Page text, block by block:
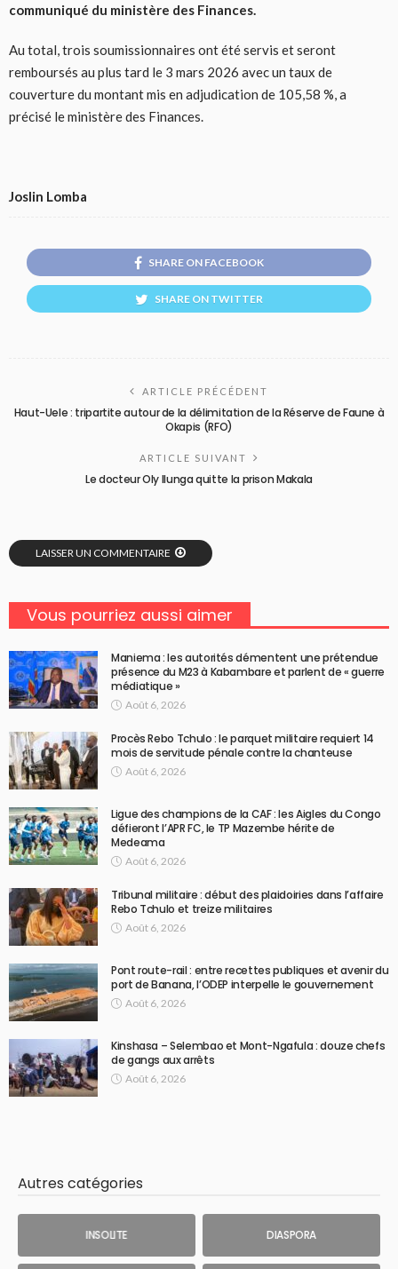
communiqué du ministère des Finances.
Au total, trois soumissionnaires ont été servis et seront
remboursés au plus tard le 3 mars 2026 avec un taux de
couverture du montant mis en adjudication de 105,58 %, a
précisé le ministère des Finances.
Joslin Lomba
SHARE ON FACEBOOK
SHARE ON TWITTER
ARTICLE PRÉCÉDENT
Haut-Uele : tripartite autour de la délimitation de la Réserve de Faune à
Okapis (RFO)
ARTICLE SUIVANT
Le docteur Oly Ilunga quitte la prison Makala
LAISSER UN COMMENTAIRE
Vous pourriez aussi aimer
Maniema : les autorités démentent une prétendue
présence du M23 à Kabambare et parlent de « guerre
médiatique »
Août 6, 2026
Procès Rebo Tchulo : le parquet militaire requiert 14
mois de servitude pénale contre la chanteuse
Août 6, 2026
Ligue des champions de la CAF : les Aigles du Congo
défieront l’APR FC, le TP Mazembe hérite de
Medeama
Août 6, 2026
Tribunal militaire : début des plaidoiries dans l’affaire
Rebo Tchulo et treize militaires
Août 6, 2026
Pont route-rail : entre recettes publiques et avenir du
port de Banana, l’ODEP interpelle le gouvernement
Août 6, 2026
Kinshasa – Selembao et Mont-Ngafula : douze chefs
de gangs aux arrêts
Août 6, 2026
Autres catégories
INSOLITE DIASPORA